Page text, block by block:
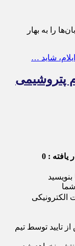
را به بهار
پتروشیمی
یافته : 0
بنویسید
الکترونیکی
تایید توسط تیم